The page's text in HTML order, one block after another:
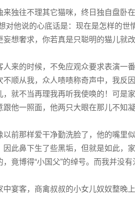
来独往不理其它猫咪，终日独自盘卧
对他说的心底话是：现在是怎样的
妄想奢求，你若真是只聪明的猫儿就改
人来的时候，不免应观众要求表演一
不顺从我，众人啧啧称奇声中，我反
，就不当再理我再听我使唤的！可是
跟他一照面，他两只大眼在那儿不知
以前那样爱干净勤洗脸了，他的嘴里
因此鼻下生了些黑垢，但就是如此，
，竟博得“小国父”的绰号。而我并没
中宴客，商禽叔叔的小女儿奴奴整晚